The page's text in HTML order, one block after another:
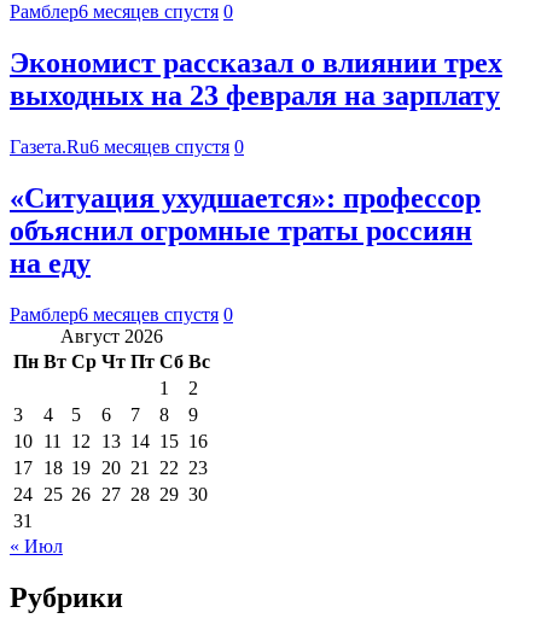
Рамблер6 месяцев спустя 0
Экономист рассказал о влиянии трех
выходных на 23 февраля на зарплату
Газета.Ru6 месяцев спустя 0
«Ситуация ухудшается»: профессор
объяснил огромные траты россиян
на еду
Рамблер6 месяцев спустя 0
Август 2026
Пн Вт Ср Чт Пт Сб Вс
1
2
3
4 5 6 7 8
9
10 11 12 13 14 15 16
17 18 19 20 21 22 23
24 25 26 27 28 29 30
31
« Июл
Рубрики